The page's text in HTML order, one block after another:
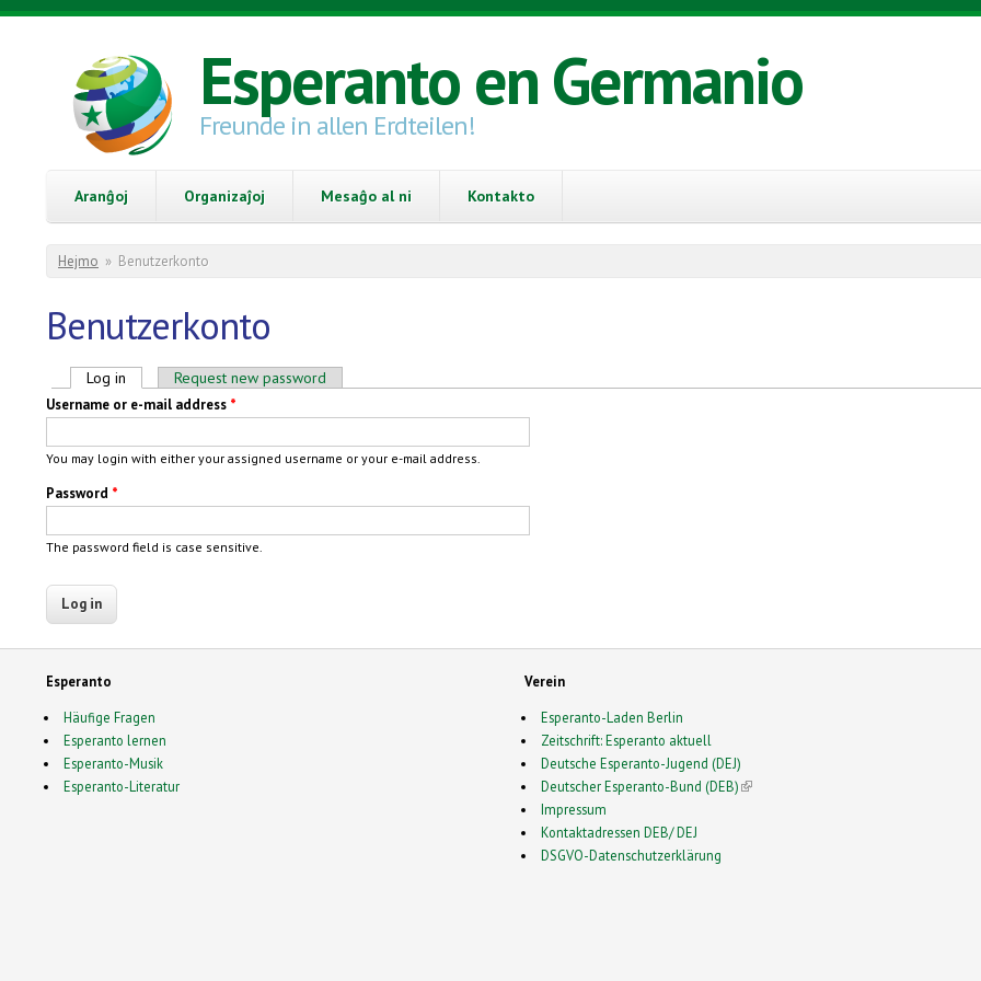
Skip to main content
Esperanto en Germanio
Freunde in allen Erdteilen!
Aranĝoj Organizaĵoj Mesaĝo al ni Kontakto
You are here
Hejmo » Benutzerkonto
Benutzerkonto
Primary tabs
Log in (active tab)Request new password
Username or e-mail address *
You may login with either your assigned username or your e-mail address.
Password *
The password field is case sensitive.
Esperanto
Häufige Fragen
Esperanto lernen
Esperanto-Musik
Esperanto-Literatur
Verein
Esperanto-Laden Berlin
Zeitschrift: Esperanto aktuell
Deutsche Esperanto-Jugend (DEJ)
Deutscher Esperanto-Bund (DEB)(link is external)
Impressum
Kontaktadressen DEB/ DEJ
DSGVO-Datenschutzerklärung